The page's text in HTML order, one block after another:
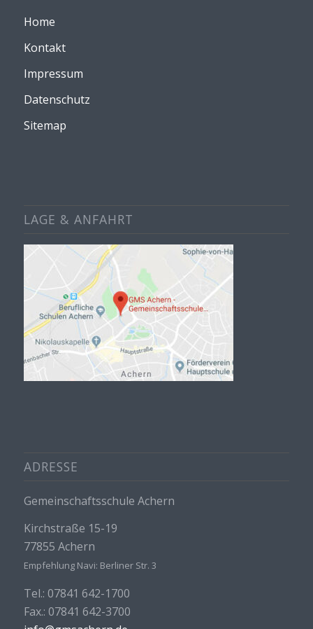
Home
Kontakt
Impressum
Datenschutz
Sitemap
LAGE & ANFAHRT
ADRESSE
Gemeinschaftsschule Achern
Kirchstraße 15-19
77855 Achern
Empfehlung Navi: Berliner Str. 3
Tel.: 07841 642-1700
Fax.: 07841 642-3700